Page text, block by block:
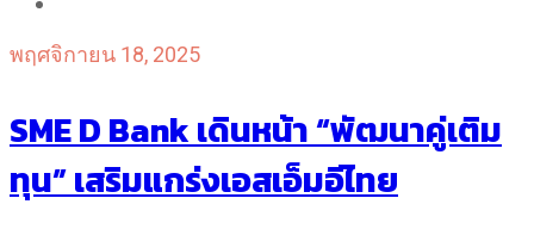
พฤศจิกายน 18, 2025
SME D Bank เดินหน้า “พัฒนาคู่เติม
ทุน” เสริมแกร่งเอสเอ็มอีไทย